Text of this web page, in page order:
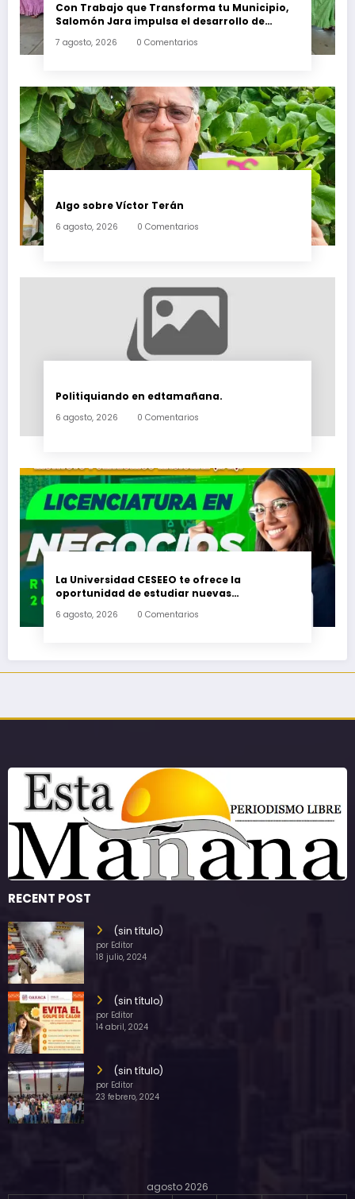
Con Trabajo que Transforma tu Municipio,
Salomón Jara impulsa el desarrollo de
7 agosto, 2026 0 Comentarios
Algo sobre Víctor Terán
6 agosto, 2026 0 Comentarios
Politiquiando en edtamañana.
6 agosto, 2026 0 Comentarios
La Universidad CESEEO te ofrece la
oportunidad de estudiar nuevas
Escondido, Ixtepec y en la Matriz Juchitán.
6 agosto, 2026 0 Comentarios
RECENT POST
(sin título)
por Editor
18 julio, 2024
(sin título)
por Editor
14 abril, 2024
(sin título)
por Editor
23 febrero, 2024
agosto 2026